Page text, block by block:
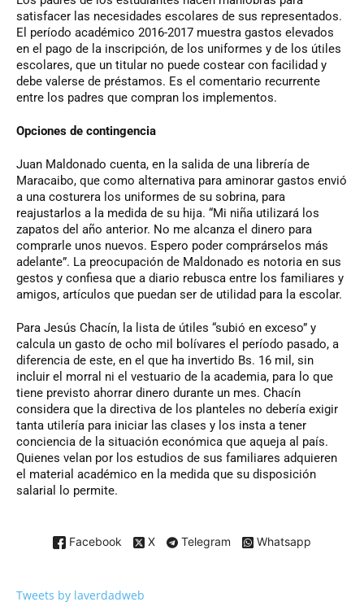
satisfacer las necesidades escolares de sus representados.
El período académico 2016-2017 muestra gastos elevados
en el pago de la inscripción, de los uniformes y de los útiles
escolares, que un titular no puede costear con facilidad y
debe valerse de préstamos. Es el comentario recurrente
entre los padres que compran los implementos.
Opciones de contingencia
Juan Maldonado cuenta, en la salida de una librería de
Maracaibo, que como alternativa para aminorar gastos envió
a una costurera los uniformes de su sobrina, para
reajustarlos a la medida de su hija. “Mi niña utilizará los
zapatos del año anterior. No me alcanza el dinero para
comprarle unos nuevos. Espero poder comprárselos más
adelante”. La preocupación de Maldonado es notoria en sus
gestos y confiesa que a diario rebusca entre los familiares y
amigos, artículos que puedan ser de utilidad para la escolar.
Para Jesús Chacín, la lista de útiles “subió en exceso” y
calcula un gasto de ocho mil bolívares el período pasado, a
diferencia de este, en el que ha invertido Bs. 16 mil, sin
incluir el morral ni el vestuario de la academia, para lo que
tiene previsto ahorrar dinero durante un mes. Chacín
considera que la directiva de los planteles no debería exigir
tanta utilería para iniciar las clases y los insta a tener
conciencia de la situación económica que aqueja al país.
Quienes velan por los estudios de sus familiares adquieren
el material académico en la medida que su disposición
salarial lo permite.
Facebook X Telegram Whatsapp
Tweets by laverdadweb